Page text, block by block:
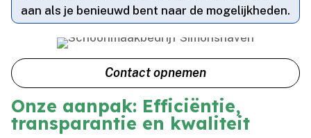
aan als je benieuwd bent naar de mogelijkheden.​
Contact opnemen
Onze aanpak: Efficiëntie,
transparantie en kwaliteit